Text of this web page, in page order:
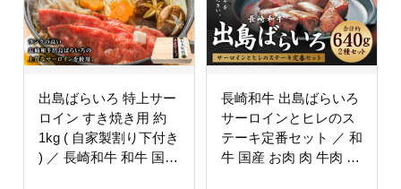
出島ばらいろ 特上サー
ロイン すき焼き用 約
1kg ( 自家製割り下付き
) ／ 長崎和牛 和牛 国産
長崎和牛 出島ばらいろ
サーロインとヒレのス
テーキ定番セット ／ 和
牛 国産 お肉 肉 牛肉 長